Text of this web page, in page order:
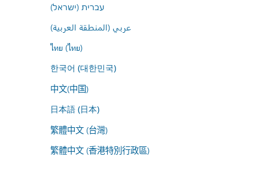
עברית (ישראל)
عربي (المنطقة العربية)
ไทย (ไทย)
한국어 (대한민국)
中文(中国)
日本語 (日本)
繁體中文 (台灣)
繁體中文 (香港特別行政區)